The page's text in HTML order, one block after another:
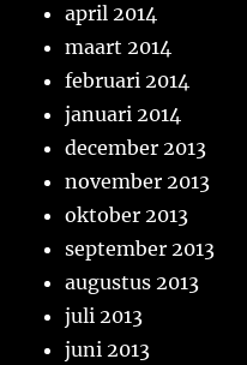
april 2014
maart 2014
februari 2014
januari 2014
december 2013
november 2013
oktober 2013
september 2013
augustus 2013
juli 2013
juni 2013